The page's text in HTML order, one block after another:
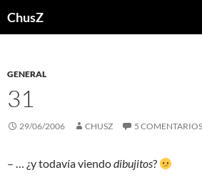
ChusZ
GENERAL
31
29/06/2006 CHUSZ 5 COMENTARIOS
– … ¿y todavía viendodibujitos?